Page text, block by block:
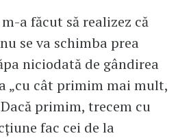
a făcut să realizez că
se va schimba prea
niciodată de gândirea
„cu cât primim mai mult,
primim, trecem cu
fac cei de la